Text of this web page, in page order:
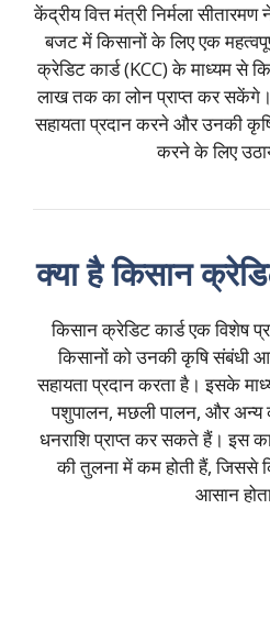
केंद्रीय वित्त मंत्री निर्मला
बजट में किसानों के लिए एक
क्रेडिट कार्ड (KCC) के माध्यम से
लाख तक का लोन प्राप्त कर सकेंगे।
सहायता प्रदान करने और उनकी
करने के लिए
क्या है किसान
किसान क्रेडिट कार्ड एक विशेष
किसानों को उनकी कृषि संबंधी
सहायता प्रदान करता है। इसके
पशुपालन, मछली पालन, और अन्य
धनराशि प्राप्त कर सकते हैं। इस
की तुलना में कम होती हैं, जिससे
आसान